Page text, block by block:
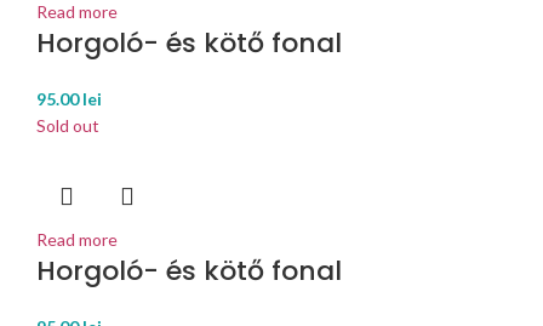
Read more
Horgoló- és kötő fonal
95.00lei
Sold out
Read more
Horgoló- és kötő fonal